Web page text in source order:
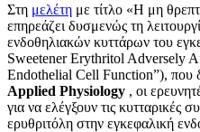
Στη μελέτη με τίτλο «Η μη
επηρεάζει δυσμενώς τη
ενδοθηλιακών κυττάρων του
Sweetener Erythritol Adversely
Endothelial Cell Function”), που
Applied Physiology , οι
για να ελέγξουν τις κυτταρικές
ερυθριτόλη στην εγκεφαλική